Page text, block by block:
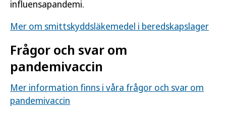
influensapandemi.
Mer om smittskyddsläkemedel i beredskapslager
Frågor och svar om
pandemivaccin
Mer information finns i våra frågor och svar om
pandemivaccin